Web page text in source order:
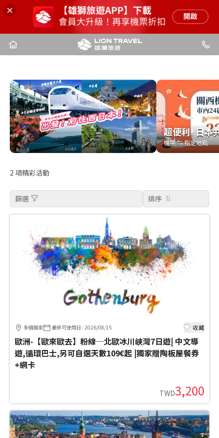
超便利! 日本
機場 ⇆ 指定地點
超便利! 日本
機場 ⇆ 指定地點
2 項精彩活動
篩選 排序
多個國家 最早可使用日 : 2026/08/15 收藏
歐洲-【歐來歐去】粉線─北歐冰川峽灣7日遊| 中文導
遊,循環巴士,另可自選天數109€起 |獨家贈陶板屋餐券
+網卡
TWD3,200